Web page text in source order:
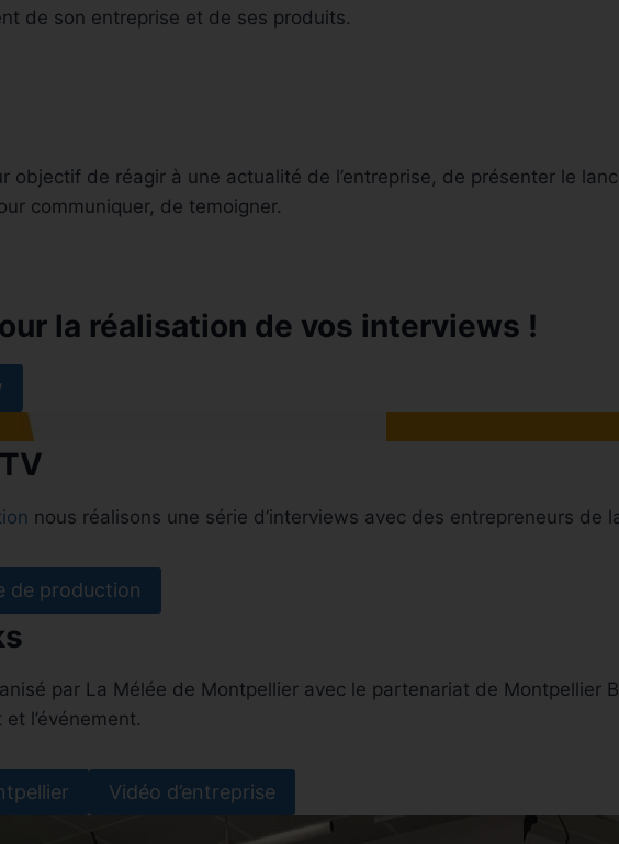
de son entreprise et de ses produits.
objectif de réagir à une actualité de l’entreprise, de présenter le
communiquer, de temoigner.
la réalisation de vos interviews !
nous réalisons une série d’interviews avec des entrepreneurs de
de production
par La Mélée de Montpellier avec le partenariat de Montpellier
l’événement.
Vidéo d’entreprise